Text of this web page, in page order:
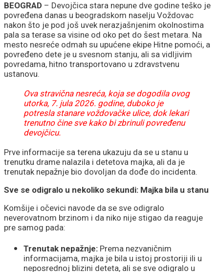
BEOGRAD – Devojčica stara nepune dve godine teško je
povređena danas u beogradskom naselju Voždovac
nakon što je pod još uvek nerazjašnjenim okolnostima
pala sa terase sa visine od oko pet do šest metara. Na
mesto nesreće odmah su upućene ekipe Hitne pomoći, a
povređeno dete je u svesnom stanju, ali sa vidljivim
povredama, hitno transportovano u zdravstvenu
ustanovu.
Ova stravična nesreća, koja se dogodila ovog
utorka, 7. jula 2026. godine, duboko je
potresla stanare voždovačke ulice, dok lekari
trenutno čine sve kako bi zbrinuli povređenu
devojčicu.
Prve informacije sa terena ukazuju da se u stanu u
trenutku drame nalazila i detetova majka, ali da je
trenutak nepažnje bio dovoljan da dođe do incidenta.
Sve se odigralo u nekoliko sekundi: Majka bila u stanu
Komšije i očevici navode da se sve odigralo
neverovatnom brzinom i da niko nije stigao da reaguje
pre samog pada:
Trenutak nepažnje: Prema nezvaničnim
informacijama, majka je bila u istoj prostoriji ili u
neposrednoj blizini deteta, ali se sve odigralo u